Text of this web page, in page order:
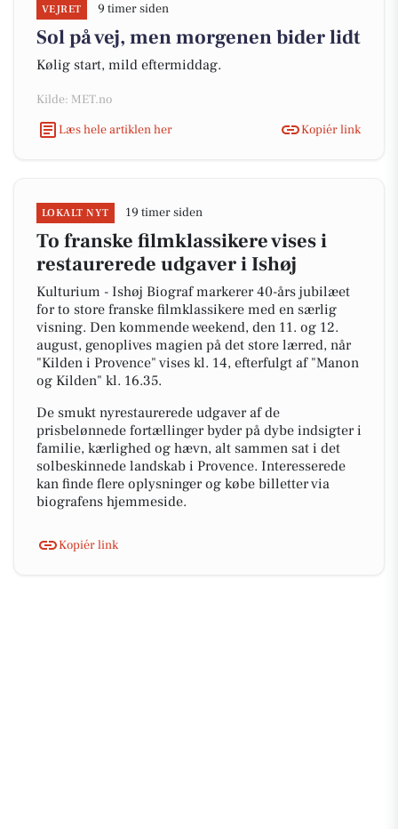
VEJRET 9 timer siden
Sol på vej, men morgenen bider lidt
Kølig start, mild eftermiddag.
Kilde: MET.no
Læs hele artiklen her
Kopiér link
LOKALT NYT 19 timer siden
To franske filmklassikere vises i
restaurerede udgaver i Ishøj
Kulturium - Ishøj Biograf markerer 40-års jubilæet
for to store franske filmklassikere med en særlig
visning. Den kommende weekend, den 11. og 12.
august, genoplives magien på det store lærred, når
"Kilden i Provence" vises kl. 14, efterfulgt af "Manon
og Kilden" kl. 16.35.
De smukt nyrestaurerede udgaver af de
prisbelønnede fortællinger byder på dybe indsigter i
familie, kærlighed og hævn, alt sammen sat i det
solbeskinnede landskab i Provence. Interesserede
kan finde flere oplysninger og købe billetter via
biografens hjemmeside.
Kopiér link